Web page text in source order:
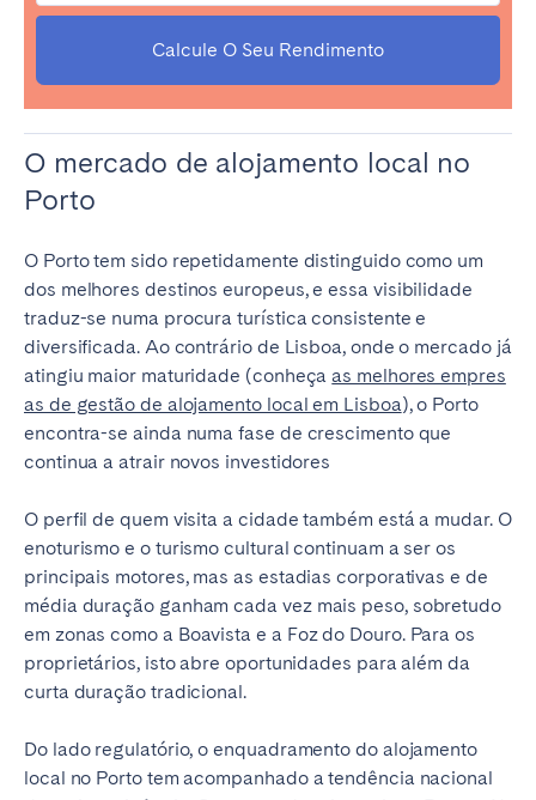
Calcule O Seu Rendimento
O mercado de alojamento local no
Porto
O Porto tem sido repetidamente distinguido como um
dos melhores destinos europeus, e essa visibilidade
traduz-se numa procura turística consistente e
diversificada. Ao contrário de Lisboa, onde o mercado já
atingiu maior maturidade (conheçaas melhores empres
as de gestão de alojamento local em Lisboa), o Porto
encontra-se ainda numa fase de crescimento que
continua a atrair novos investidores
O perfil de quem visita a cidade também está a mudar. O
enoturismo e o turismo cultural continuam a ser os
principais motores, mas as estadias corporativas e de
média duração ganham cada vez mais peso, sobretudo
em zonas como a Boavista e a Foz do Douro. Para os
proprietários, isto abre oportunidades para além da
curta duração tradicional.
Do lado regulatório, o enquadramento do alojamento
local no Porto tem acompanhado a tendência nacional